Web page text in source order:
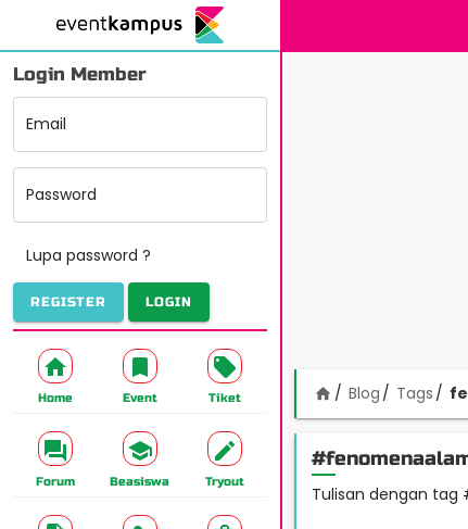
Login Member
Email
Password
Lupa password ?
REGISTER LOGIN
Home Event Tiket
Forum Beasiswa Tryout
home Blog Tags
Tulisan dengan